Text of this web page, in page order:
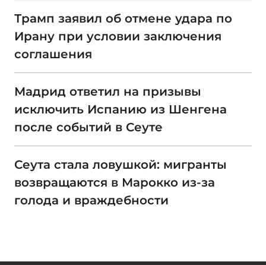
Трамп заявил об отмене удара по
Ирану при условии заключения
соглашения
Мадрид ответил на призывы
исключить Испанию из Шенгена
после событий в Сеуте
Сеута стала ловушкой: мигранты
возвращаются в Марокко из-за
голода и враждебности